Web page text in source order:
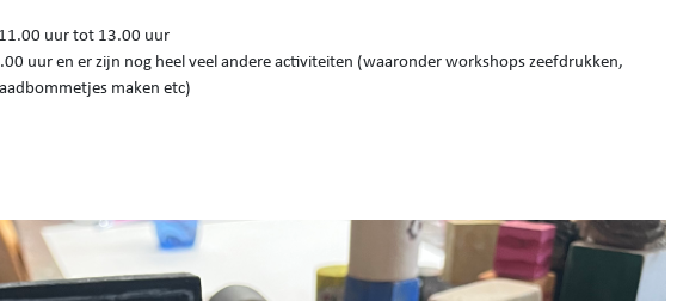
uur tot 13.00 uur
uur en er zijn nog heel veel andere activiteiten (waaronder workshops zeefdrukken,
maken etc)